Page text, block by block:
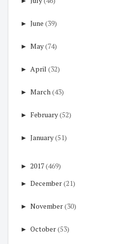
► June (39)
► May(74)
► April (32)
► March(43)
► February(52)
► January(51)
► 2017(469)
► December(21)
► November(30)
► October(53)